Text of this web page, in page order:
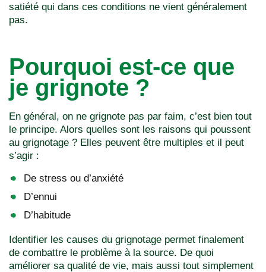
satiété qui dans ces conditions ne vient généralement
pas.
Pourquoi est-ce que
je grignote ?
En général, on ne grignote pas par faim, c’est bien tout
le principe. Alors quelles sont les raisons qui poussent
au grignotage ? Elles peuvent être multiples et il peut
s’agir :
De stress ou d’anxiété
D’ennui
D’habitude
Identifier les causes du grignotage permet finalement
de combattre le problème à la source. De quoi
améliorer sa qualité de vie, mais aussi tout simplement